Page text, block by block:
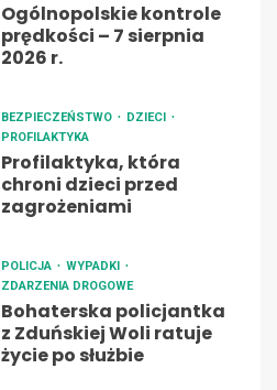
Ogólnopolskie kontrole
prędkości – 7 sierpnia
2026 r.
BEZPIECZEŃSTWO
DZIECI
PROFILAKTYKA
Profilaktyka, która
chroni dzieci przed
zagrożeniami
POLICJA
WYPADKI
ZDARZENIA DROGOWE
Bohaterska policjantka
z Zduńskiej Woli ratuje
życie po służbie